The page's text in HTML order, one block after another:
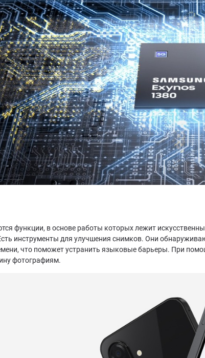
функции, в основе работы которых лежит
инструменты для улучшения снимков. Они
что поможет устранить языковые барьеры. При
фотографиям.